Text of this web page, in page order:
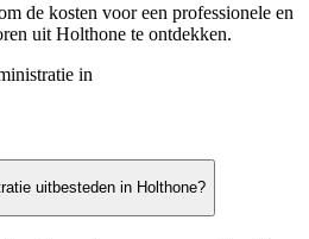
de kosten voor een professionele en
uit Holthone te ontdekken.
in
uitbesteden in Holthone?